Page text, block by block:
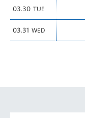
03.30 TUE
03.31 WED